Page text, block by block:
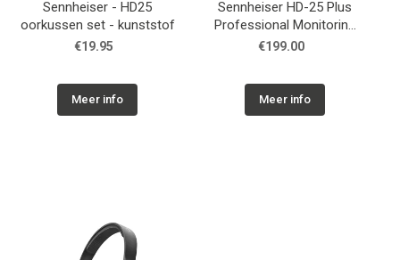
Sennheiser - HD25
oorkussen set - kunststof
€19.95
Meer info
Sennheiser HD-25 Plus
Professional Monitoring
Headphone
€199.00
Meer info